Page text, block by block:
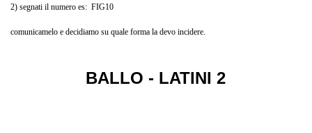
2) segnati il numero es: FIG10
comunicamelo e decidiamo su quale forma la devo incidere.
BALLO - LATINI 2